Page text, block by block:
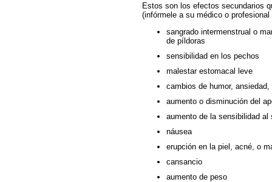
Estos son los efectos secundarios
(infórmele a su médico o
sangrado intermenstrual o
de píldoras
sensibilidad en los pechos
malestar estomacal leve
cambios de humor,
aumento o disminución del
aumento de la sensibilidad
náusea
erupción en la piel, acné, o
cansancio
aumento de peso